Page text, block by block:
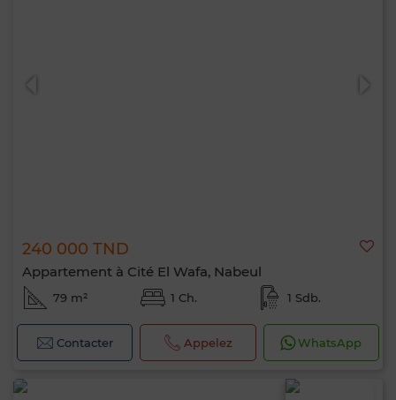
240 000 TND
Appartement à Cité El Wafa, Nabeul
79 m² 1 Ch. 1 Sdb.
Contacter Appelez WhatsApp